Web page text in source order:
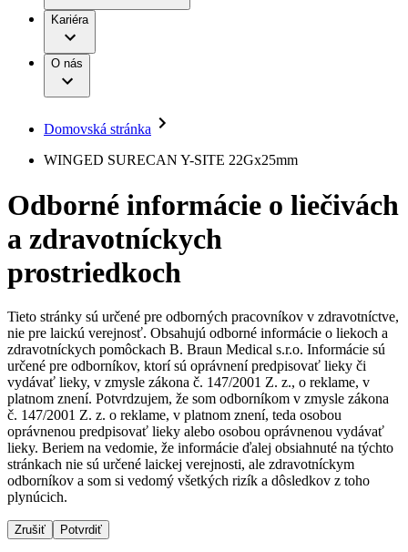
Terapie
Kontinencia a urológia
Liečba bolesti
Miniinvazívna chirurgia
Nutričná terapia
Onkológia
Ortopédia
Prevencia a kontrola infekcií
Spinálna chirurgia
Starostlivosť o rany
Uzatváranie rán
Riešenia
Terapie
B. Braun Avitum
Ochorenia
Služby pre pacientov
Dialyzačné strediská
B. Braun Avitum poskytuje kvalitnú dialyzačnú starostlivosť
vo všetkých svojich strediskách na Slovensku. Viac
informácií nájdete na stránke jednotlivých stredísk.
Práca a kariéra
Naša kultúra
Vaša príležitosť
Nájdite si prácu u nás​
Objavte svoje kariérne príležitosti ​v B. Braun. Vyhľadajte náš
trh práce​ pre zaujímavé pozície na Slovensku.​
Zodpovednosť
Médiá
Tlačové správy
Kontakt
Kontaktný formulár
Spoločnosť
Médiá
Kontakt
Kariéra
O nás
Domovská stránka
WINGED SURECAN Y-SITE 22Gx25mm
Odborné informácie o liečivách
a zdravotníckych
prostriedkoch
Tieto stránky sú určené pre odborných pracovníkov v zdravotníctve,
nie pre laickú verejnosť. Obsahujú odborné informácie o liekoch a
zdravotníckych pomôckach B. Braun Medical s.r.o. Informácie sú
určené pre odborníkov, ktorí sú oprávnení predpisovať lieky či
vydávať lieky, v zmysle zákona č. 147/2001 Z. z., o reklame, v
platnom znení. Potvrdzujem, že som odborníkom v zmysle zákona
č. 147/2001 Z. z. o reklame, v platnom znení, teda osobou
oprávnenou predpisovať lieky alebo osobou oprávnenou vydávať
lieky. Beriem na vedomie, že informácie ďalej obsiahnuté na týchto
stránkach nie sú určené laickej verejnosti, ale zdravotníckym
odborníkov a som si vedomý všetkých rizík a dôsledkov z toho
plynúcich.
Zrušiť Potvrdiť